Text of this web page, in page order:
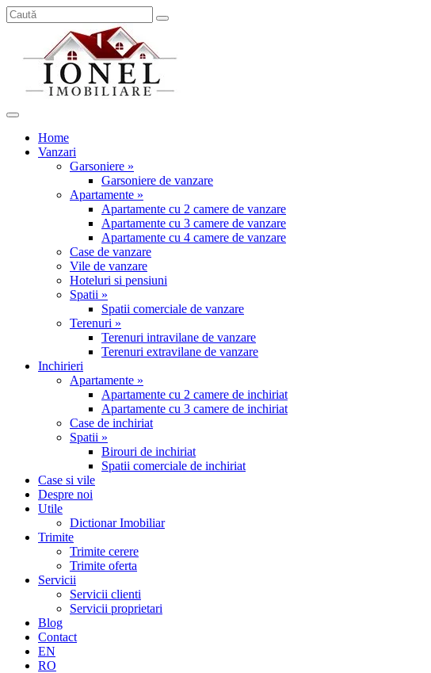
Home
Vanzari
Garsoniere »
Garsoniere de vanzare
Apartamente »
Apartamente cu 2 camere de vanzare
Apartamente cu 3 camere de vanzare
Apartamente cu 4 camere de vanzare
Case de vanzare
Vile de vanzare
Hoteluri si pensiuni
Spatii »
Spatii comerciale de vanzare
Terenuri »
Terenuri intravilane de vanzare
Terenuri extravilane de vanzare
Inchirieri
Apartamente »
Apartamente cu 2 camere de inchiriat
Apartamente cu 3 camere de inchiriat
Case de inchiriat
Spatii »
Birouri de inchiriat
Spatii comerciale de inchiriat
Case si vile
Despre noi
Utile
Dictionar Imobiliar
Trimite
Trimite cerere
Trimite oferta
Servicii
Servicii clienti
Servicii proprietari
Blog
Contact
EN
RO